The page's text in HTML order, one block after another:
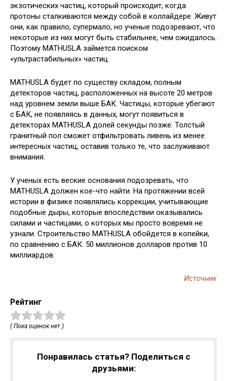
экзотических частиц, который происходит, когда
протоны сталкиваются между собой в коллайдере. Живут
они, как правило, супермало, но ученые подозревают, что
некоторые из них могут быть стабильнее, чем ожидалось.
Поэтому MATHUSLA займется поиском
«ультрастабильных» частиц.
MATHUSLA будет по существу складом, полным
детекторов частиц, расположенных на высоте 20 метров
над уровнем земли выше БАК. Частицы, которые убегают
с БАК, не появляясь в данных, могут появиться в
детекторах MATHUSLA долей секунды позже. Толстый
гранитный пол сможет отфильтровать ливень из менее
интересных частиц, оставив только те, что заслуживают
внимания.
У ученых есть веские основания подозревать, что
MATHUSLA должен кое-что найти. На протяжении всей
истории в физике появлялись коррекции, учитывающие
подобные дыры, которые впоследствии оказывались
силами и частицами, о которых мы просто вовремя не
узнали. Строительство MATHUSLA обойдется в копейки,
по сравнению с БАК: 50 миллионов долларов против 10
миллиардов.
Источник
Рейтинг
( Пока оценок нет )
Понравилась статья? Поделиться с
друзьями: